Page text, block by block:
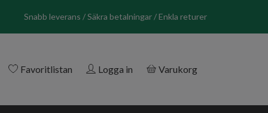
Snabb leverans / Säkra betalningar / Enkla returer
Favoritlistan Logga in Varukorg